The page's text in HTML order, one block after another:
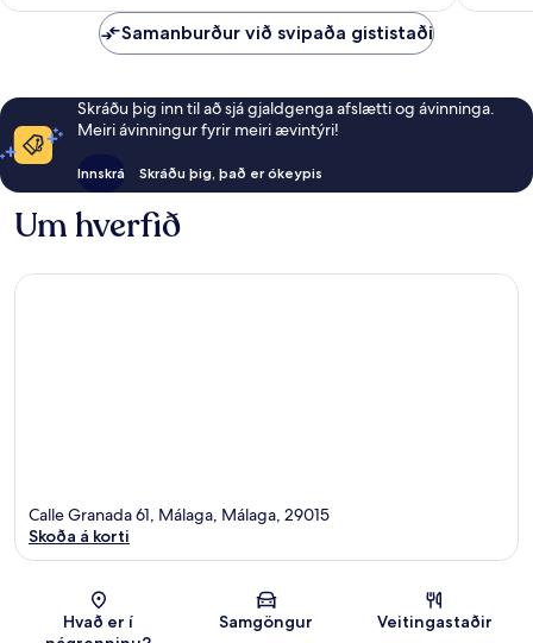
Samanburður við svipaða gististaði
Skráðu þig inn til að sjá gjaldgenga afslætti og ávinninga.
Meiri ávinningur fyrir meiri ævintýri!
Innskrá Skráðu þig, það er ókeypis
Um hverfið
Kort
Calle Granada 61, Málaga, Málaga, 29015
Skoða á korti
Hvað er í
Samgöngur Veitingastaðir